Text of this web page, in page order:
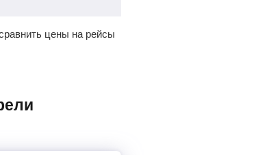
цены на рейсы